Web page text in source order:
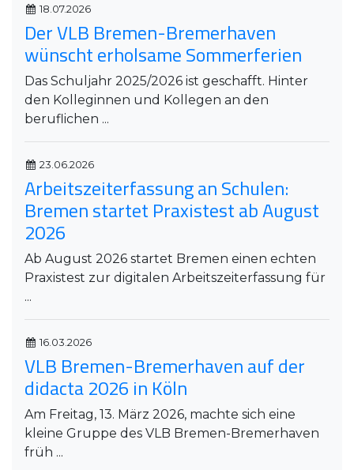
18.07.2026
Der VLB Bremen-Bremerhaven
wünscht erholsame Sommerferien
Das Schuljahr 2025/2026 ist geschafft. Hinter
den Kolleginnen und Kollegen an den
beruflichen ...
23.06.2026
Arbeitszeiterfassung an Schulen:
Bremen startet Praxistest ab August
2026
Ab August 2026 startet Bremen einen echten
Praxistest zur digitalen Arbeitszeiterfassung für
...
16.03.2026
VLB Bremen-Bremerhaven auf der
didacta 2026 in Köln
Am Freitag, 13. März 2026, machte sich eine
kleine Gruppe des VLB Bremen-Bremerhaven
früh ...